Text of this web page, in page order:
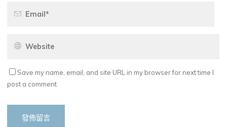
Save my name, email, and site URL in my browser for next time I
post a comment.